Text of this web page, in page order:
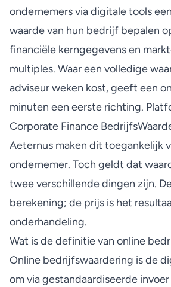
ondernemers via digitale tools
waarde van hun bedrijf bepalen
financiële kerngegevens en
multiples. Waar een volledige
adviseur weken kost, geeft een
minuten een eerste richting.
Corporate Finance
Aeternus maken dit toegankelijk
ondernemer. Toch geldt dat
twee verschillende dingen zijn.
berekening; de prijs is het
onderhandeling.
Wat is de definitie van online
Online bedrijfswaardering is de
om via gestandaardiseerde